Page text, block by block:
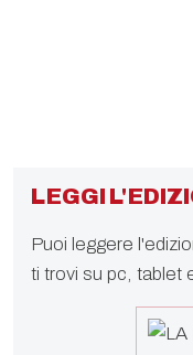
LEGGI
Puoi leggere
ti trovi su pc, tablet